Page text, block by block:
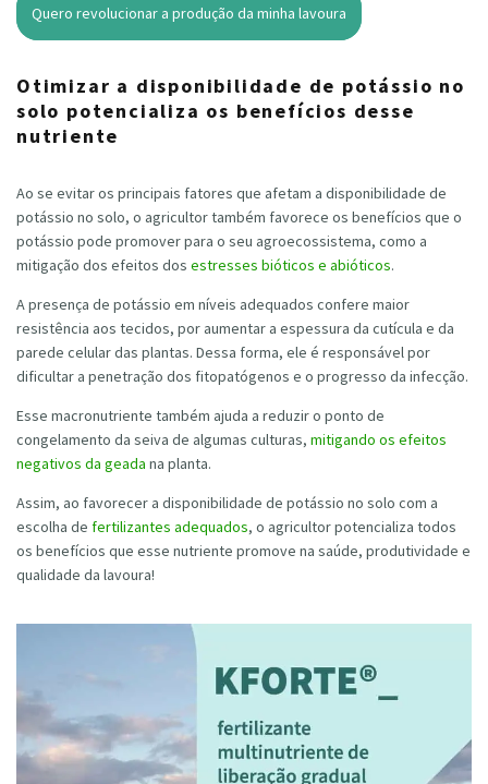
Quero revolucionar a produção da minha lavoura
Otimizar a disponibilidade de potássio no
solo potencializa os benefícios desse
nutriente
Ao se evitar os principais fatores que afetam a disponibilidade de
potássio no solo, o agricultor também favorece os benefícios que o
potássio pode promover para o seu agroecossistema, como a
mitigação dos efeitos dos estresses bióticos e abióticos.
A presença de potássio em níveis adequados confere maior
resistência aos tecidos, por aumentar a espessura da cutícula e da
parede celular das plantas. Dessa forma, ele é responsável por
dificultar a penetração dos fitopatógenos e o progresso da infecção.
Esse macronutriente também ajuda a reduzir o ponto de
congelamento da seiva de algumas culturas, mitigando os efeitos
negativos da geada na planta.
Assim, ao favorecer a disponibilidade de potássio no solo com a
escolha de fertilizantes adequados, o agricultor potencializa todos
os benefícios que esse nutriente promove na saúde, produtividade e
qualidade da lavoura!